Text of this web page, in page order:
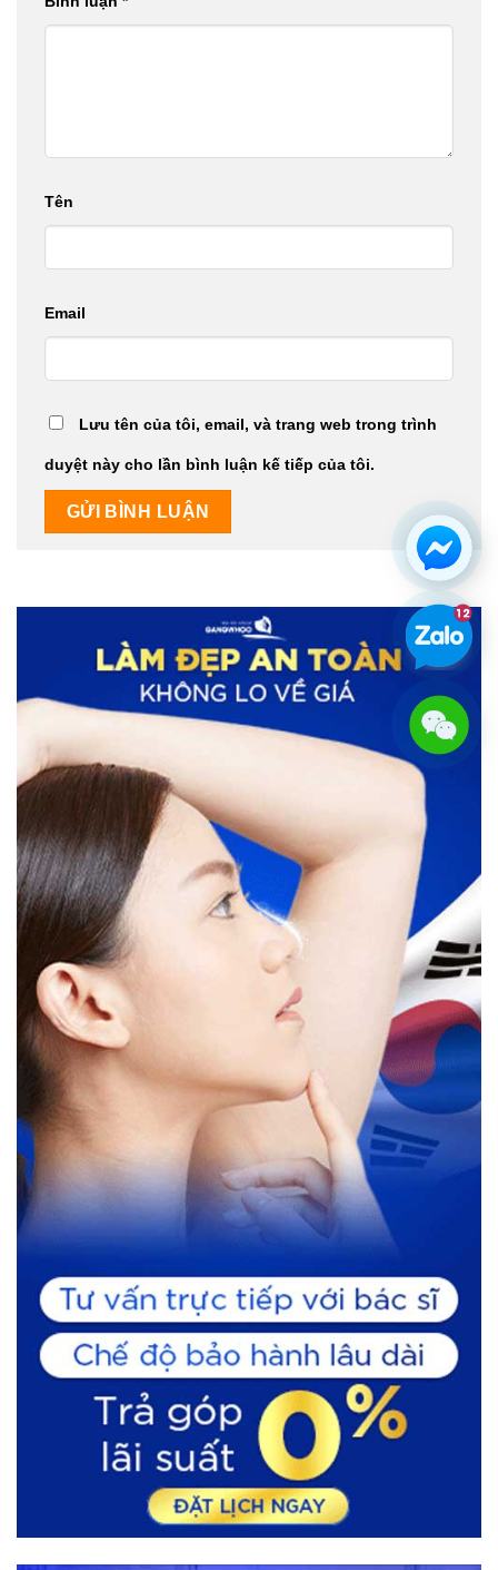
Tên
Email
Lưu tên của tôi, email, và trang web trong trình
duyệt này cho lần bình luận kế tiếp của tôi.